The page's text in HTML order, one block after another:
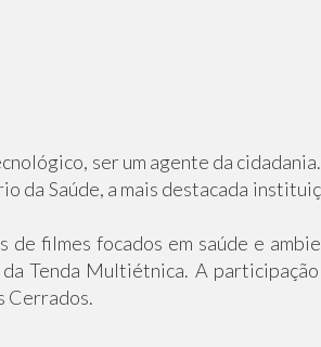
ser um agente da
da Saúde, a mais destacada
filmes focados em saúde e
Tenda Multiétnica. A
Cerrados.